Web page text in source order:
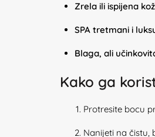
Zrela ili ispijena
SPA tretmani i
Blaga, ali
Kako ga
Protresite bocu
Nanijeti na čistu,